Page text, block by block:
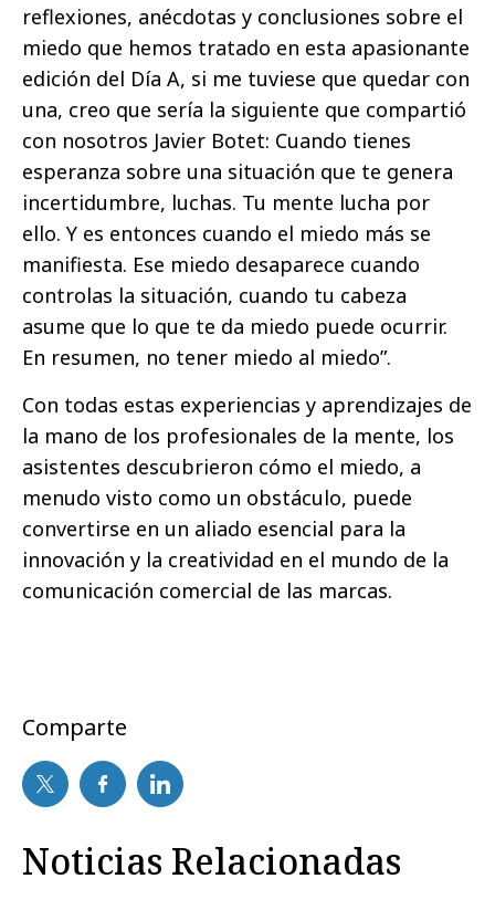
reflexiones, anécdotas y conclusiones sobre el
miedo que hemos tratado en esta apasionante
edición del Día A, si me tuviese que quedar con
una, creo que sería la siguiente que compartió
con nosotros Javier Botet: Cuando tienes
esperanza sobre una situación que te genera
incertidumbre, luchas. Tu mente lucha por
ello. Y es entonces cuando el miedo más se
manifiesta. Ese miedo desaparece cuando
controlas la situación, cuando tu cabeza
asume que lo que te da miedo puede ocurrir.
En resumen, no tener miedo al miedo”.
Con todas estas experiencias y aprendizajes de
la mano de los profesionales de la mente, los
asistentes descubrieron cómo el miedo, a
menudo visto como un obstáculo, puede
convertirse en un aliado esencial para la
innovación y la creatividad en el mundo de la
comunicación comercial de las marcas.
Comparte
Noticias Relacionadas